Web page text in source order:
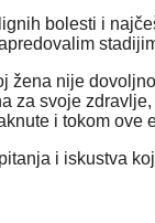
bolesti i
žena nije
za svoje
i tokom ove
i iskustva